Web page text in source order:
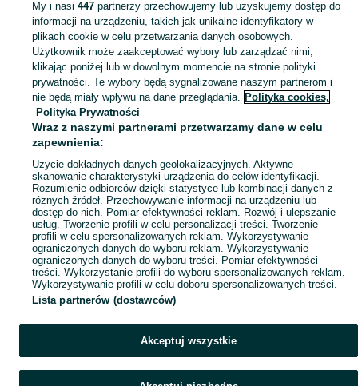
KATEGORIA
Wynajem podnośników i zwyżek - Mazowieckie. Bezpieczne i wydajne rozwiązania do prac na wysokości - sprawdź ogłoszenia na OLX! Zobacz
Mapa kategorii
Mapa miejscowości
Mapa ministron
Popularne wyszukiwania
My i nasi 447partnerzy przechowujemy lub uzyskujemy dostęp do
informacji na urządzeniu, takich jak unikalne identyfikatory w
plikach cookie w celu przetwarzania danych osobowych.
Użytkownik może zaakceptować wybory lub zarządzać nimi,
klikając poniżej lub w dowolnym momencie na stronie polityki
prywatności. Te wybory będą sygnalizowane naszym partnerom i
nie będą miały wpływu na dane przeglądania. Polityka cookies,
Polityka Prywatności
Wraz z naszymi partnerami przetwarzamy dane w celu
zapewnienia:
Użycie dokładnych danych geolokalizacyjnych. Aktywne
skanowanie charakterystyki urządzenia do celów identyfikacji.
Rozumienie odbiorców dzięki statystyce lub kombinacji danych z
różnych źródeł. Przechowywanie informacji na urządzeniu lub
dostęp do nich. Pomiar efektywności reklam. Rozwój i ulepszanie
usług. Tworzenie profili w celu personalizacji treści. Tworzenie
profili w celu spersonalizowanych reklam. Wykorzystywanie
ograniczonych danych do wyboru reklam. Wykorzystywanie
ograniczonych danych do wyboru treści. Pomiar efektywności
treści. Wykorzystanie profili do wyboru spersonalizowanych reklam.
Wykorzystywanie profili w celu doboru spersonalizowanych treści.
Lista partnerów (dostawców)
Akceptuj wszystkie